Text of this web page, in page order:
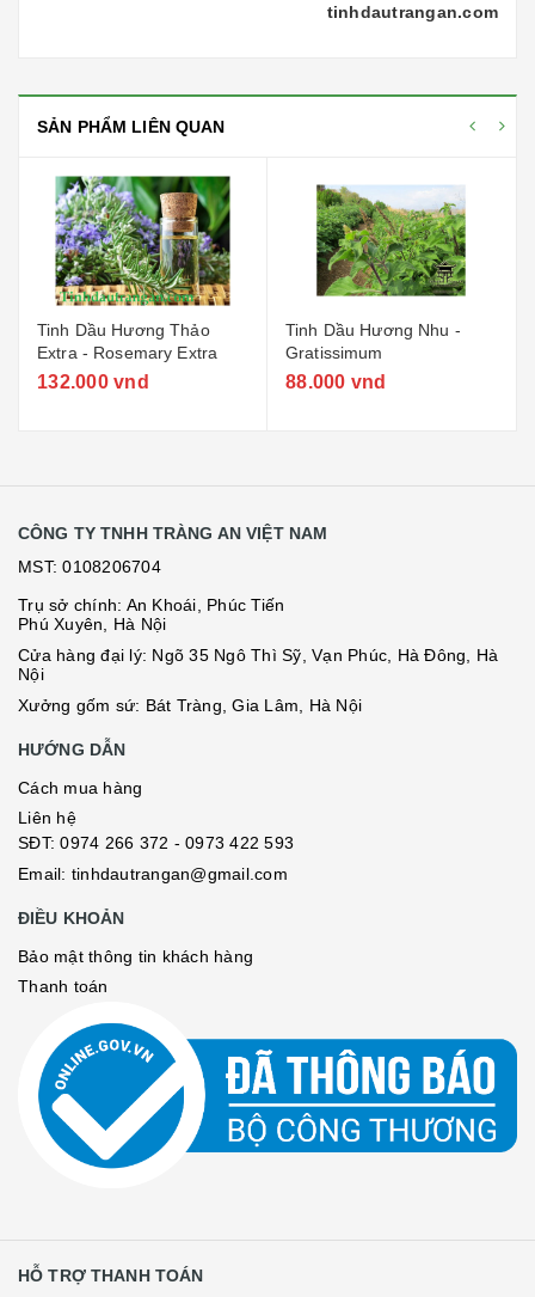
tinhdautrangan.com
SẢN PHẨM LIÊN QUAN
Tinh Dầu Hương Thảo
Extra - Rosemary Extra
132.000 vnd
Tinh Dầu Hương Nhu -
Gratissimum
88.000 vnd
CÔNG TY TNHH TRÀNG AN VIỆT NAM
MST: 0108206704
Trụ sở chính: An Khoái, Phúc Tiến
Phú Xuyên, Hà Nội
Cửa hàng đại lý: Ngõ 35 Ngô Thì Sỹ, Vạn Phúc, Hà Đông, Hà
Nội
Xưởng gốm sứ: Bát Tràng, Gia Lâm, Hà Nội
HƯỚNG DẪN
Cách mua hàng
Liên hệ
SĐT:0974 266 372 - 0973 422 593
Email: tinhdautrangan@gmail.com
ĐIỀU KHOẢN
Bảo mật thông tin khách hàng
Thanh toán
HỖ TRỢ THANH TOÁN